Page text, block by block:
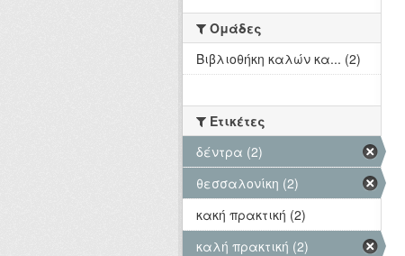
Ομάδες
Βιβλιοθήκη καλών κα... (2)
Ετικέτες
δέντρα (2)
θεσσαλονίκη (2)
κακή πρακτική (2)
καλή πρακτική (2)